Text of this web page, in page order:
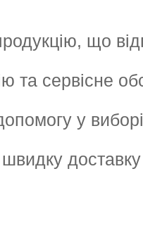
що
та сервісне
у
доставку